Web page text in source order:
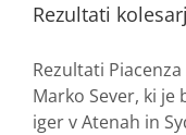
Rezultati
Rezultati
Marko Sever, ki
iger v Atenah in